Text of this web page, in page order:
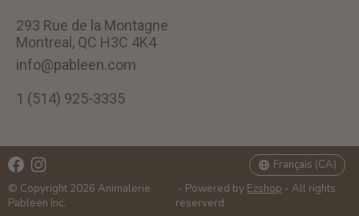
293 Rue de la Montagne
Montreal, QC H3C 4K4
info@pableen.com
1 (514) 925-3335
© Copyright 2026 Animalerie
Pableen Inc.
- Powered by Ezshop - All rights
reserverd
Français (CA)